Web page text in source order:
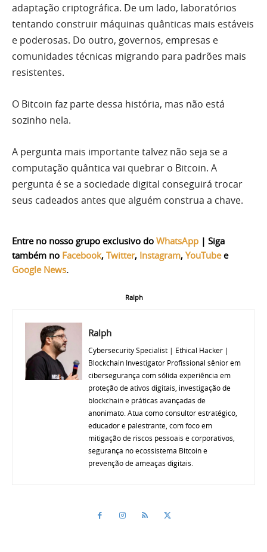
adaptação criptográfica. De um lado, laboratórios
tentando construir máquinas quânticas mais estáveis
e poderosas. Do outro, governos, empresas e
comunidades técnicas migrando para padrões mais
resistentes.
O Bitcoin faz parte dessa história, mas não está
sozinho nela.
A pergunta mais importante talvez não seja se a
computação quântica vai quebrar o Bitcoin. A
pergunta é se a sociedade digital conseguirá trocar
seus cadeados antes que alguém construa a chave.
Entre no nosso grupo exclusivo do WhatsApp | Siga
também no Facebook, Twitter, Instagram, YouTubee
Google News.
Ralph
Ralph
Cybersecurity Specialist | Ethical Hacker |
Blockchain Investigator Profissional sênior em
cibersegurança com sólida experiência em
proteção de ativos digitais, investigação de
blockchain e práticas avançadas de
anonimato. Atua como consultor estratégico,
educador e palestrante, com foco em
mitigação de riscos pessoais e corporativos,
segurança no ecossistema Bitcoin e
prevenção de ameaças digitais.